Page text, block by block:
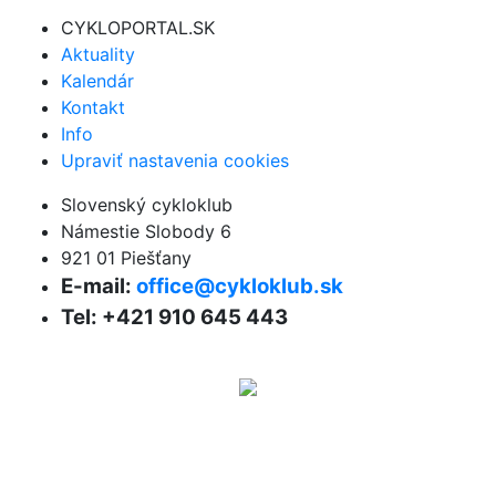
CYKLOPORTAL.SK
Aktuality
Kalendár
Kontakt
Info
Upraviť nastavenia cookies
Slovenský cykloklub
Námestie Slobody 6
921 01 Piešťany
E-mail: office@cykloklub.sk
Tel: +421 910 645 443